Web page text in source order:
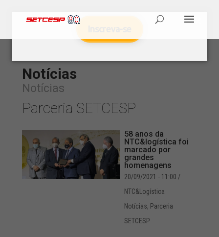
Notícias
Notícias
Parceria SETCESP
58 anos da
NTC&logística foi
marcado por
grandes
homenagens
20/09/2021 - 11:00 /
NTC&Logística
Notícias, Parceria
SETCESP